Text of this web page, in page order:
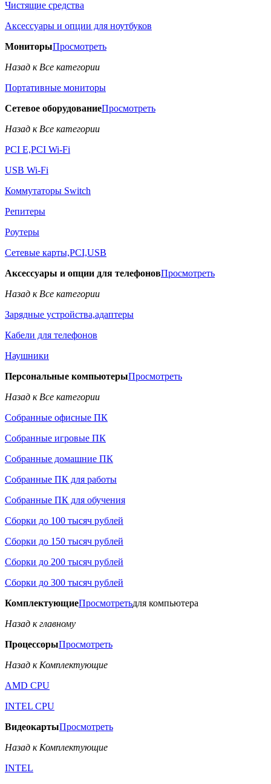
Чистящие средства
Аксессуары и опции для ноутбуков
МониторыПросмотреть
Назад к Все категории
Портативные мониторы
Сетевое оборудованиеПросмотреть
Назад к Все категории
PCI E,PCI Wi-Fi
USB Wi-Fi
Коммутаторы Switch
Репитеры
Роутеры
Сетевые карты,PCI,USB
Аксессуары и опции для телефоновПросмотреть
Назад к Все категории
Зарядные устройства,адаптеры
Кабели для телефонов
Наушники
Персональные компьютерыПросмотреть
Назад к Все категории
Собранные офисные ПК
Собранные игровые ПК
Собранные домашние ПК
Собранные ПК для работы
Собранные ПК для обучения
Сборки до 100 тысяч рублей
Сборки до 150 тысяч рублей
Сборки до 200 тысяч рублей
Сборки до 300 тысяч рублей
КомплектующиеПросмотретьдля компьютера
Назад к главному
ПроцессорыПросмотреть
Назад к Комплектующие
AMD CPU
INTEL CPU
ВидеокартыПросмотреть
Назад к Комплектующие
INTEL